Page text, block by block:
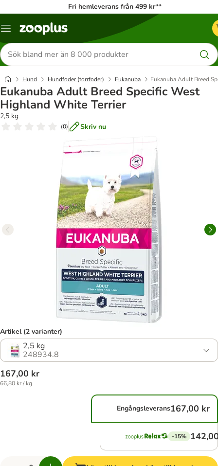
Fri hemleverans från 499 kr**
Katalogmeny
Sök
efter
produkter
Hund Hundfoder (torrfoder) Eukanuba Eukanuba Adult Breed
Eukanuba Adult Breed Specific West
Highland White Terrier
2,5 kg
(0) Skriv nu
Artikel (2 varianter)
2,5 kg
248934.8
167,00 kr
66,80 kr / kg
Engångsleverans167,00 kr
-15%